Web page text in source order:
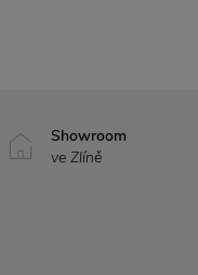
Showroom
ve Zlíně